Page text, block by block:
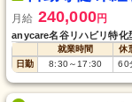
月給 240,000円
anycare名谷リハビリ特化
就業時間 休
日勤
8:30～17:30 60